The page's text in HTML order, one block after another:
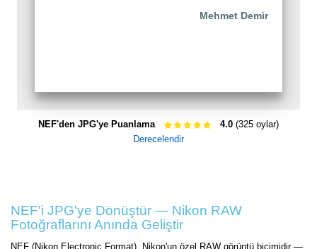
Mehmet Demir
NEF'den JPG'ye Puanlama 4.0 (325 oylar)
Derecelendir
NEF'i JPG'ye Dönüştür — Nikon RAW
Fotoğraflarını Anında Geliştir
NEF (Nikon Electronic Format), Nikon'un özel RAW görüntü biçimidir —